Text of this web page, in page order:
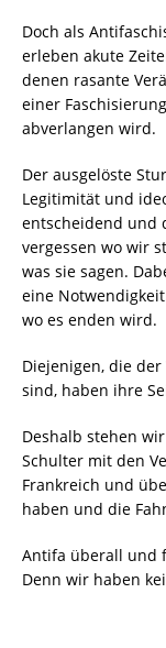
Doch als
erleben akute
denen rasante
einer
abverlangen wird.
Der ausgelöste
Legitimität und
entscheidend und
vergessen wo wir
was sie sagen.
eine
wo es enden wird.
Diejenigen, die
sind, haben ihre
Deshalb stehen
Schulter mit den
Frankreich und
haben und die
Antifa überall und
Denn wir haben